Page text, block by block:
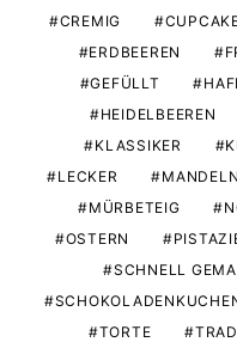
CREMIG
ERDBEEREN
GEFÜLLT
HEIDELBEEREN
KLASSIKER
LECKER
MANDELN
MÜRBETEIG
OSTERN
SCHNELL
TORTE